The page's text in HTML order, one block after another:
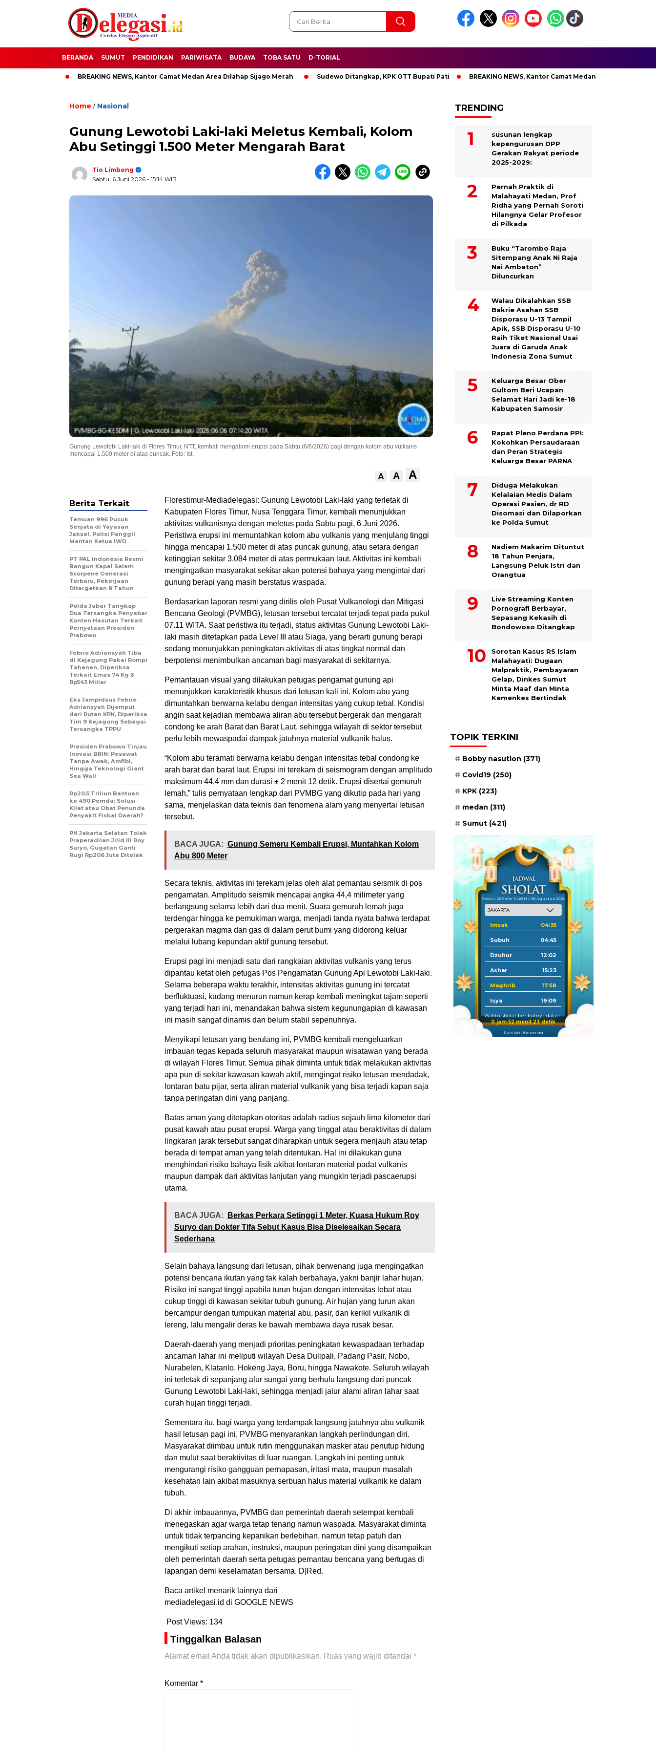
BERANDA SUMUT PENDIDIKAN PARIWISATA BUDAYA TOBA SATU D-TORIAL
BREAKING NEWS, Kantor Camat Medan Area Dilahap Sijago Merah Sudewo Ditangkap, KPK OTT Bupati Pati BREAKING NEWS, Kantor Camat Medan Area Dilahap Sijago
Home / Nasional
Gunung Lewotobi Laki-laki Meletus Kembali, Kolom
Abu Setinggi 1.500 Meter Mengarah Barat
Tio Limbong
Sabtu, 6 Juni 2026 - 15:14 WIB
Gunung Lewotobi Laki-laki di Flores Timur, NTT, kembali mengalami erupsi pada Sabtu (6/6/2026) pagi dengan kolom abu vulkanis
mencapai 1.500 meter di atas puncak. Foto: Ist.
A A A
Florestimur-Mediadelegasi: Gunung Lewotobi Laki-laki yang terletak di
Kabupaten Flores Timur, Nusa Tenggara Timur, kembali menunjukkan
aktivitas vulkanisnya dengan meletus pada Sabtu pagi, 6 Juni 2026.
Peristiwa erupsi ini memuntahkan kolom abu vulkanis yang menjulang tinggi
hingga mencapai 1.500 meter di atas puncak gunung, atau setara dengan
ketinggian sekitar 3.084 meter di atas permukaan laut. Aktivitas ini kembali
mengingatkan masyarakat sekitar akan potensi bahaya yang mengintai dari
gunung berapi yang masih berstatus waspada.
Berdasarkan laporan resmi yang dirilis oleh Pusat Vulkanologi dan Mitigasi
Bencana Geologi (PVMBG), letusan tersebut tercatat terjadi tepat pada pukul
07.11 WITA. Saat peristiwa itu terjadi, status aktivitas Gunung Lewotobi Laki-
laki masih ditetapkan pada Level III atau Siaga, yang berarti gunung berapi
sedang menunjukkan peningkatan aktivitas di atas tingkat normal dan
berpotensi menimbulkan ancaman bagi masyarakat di sekitarnya.
Pemantauan visual yang dilakukan petugas pengamat gunung api
menunjukkan karakteristik khusus dari letusan kali ini. Kolom abu yang
dimuntahkan berwarna kelabu dengan intensitas yang cukup tebal. Kondisi
angin saat kejadian membawa aliran abu tersebut bergerak dan mengarah
condong ke arah Barat dan Barat Laut, sehingga wilayah di sektor tersebut
perlu lebih mewaspadai dampak jatuhnya material vulkanik halus.
“Kolom abu teramati berwarna kelabu dengan intensitas tebal condong ke
arah barat dan barat laut. Erupsi ini terekam di seismogram dengan amplitudo
maksimum 44,4 mm dan durasi ± 2 menit 12 detik. Erupsi disertai gemuruh
lemah,” tulis pernyataan lengkap dari PVMBG yang dikutip pada hari yang
sama, menjelaskan data teknis dan fenomena alam yang menyertai letusan
tersebut.
BACA JUGA: Gunung Semeru Kembali Erupsi, Muntahkan Kolom
Abu 800 Meter
Secara teknis, aktivitas ini terekam jelas oleh alat pemantau seismik di pos
pengamatan. Amplitudo seismik mencapai angka 44,4 milimeter yang
berlangsung selama lebih dari dua menit. Suara gemuruh lemah juga
terdengar hingga ke pemukiman warga, menjadi tanda nyata bahwa terdapat
pergerakan magma dan gas di dalam perut bumi yang didorong keluar
melalui lubang kepundan aktif gunung tersebut.
Erupsi pagi ini menjadi satu dari rangkaian aktivitas vulkanis yang terus
dipantau ketat oleh petugas Pos Pengamatan Gunung Api Lewotobi Laki-laki.
Selama beberapa waktu terakhir, intensitas aktivitas gunung ini tercatat
berfluktuasi, kadang menurun namun kerap kembali meningkat tajam seperti
yang terjadi hari ini, menandakan bahwa sistem kegunungapian di kawasan
ini masih sangat dinamis dan belum stabil sepenuhnya.
Menyikapi letusan yang berulang ini, PVMBG kembali mengeluarkan
imbauan tegas kepada seluruh masyarakat maupun wisatawan yang berada
di wilayah Flores Timur. Semua pihak diminta untuk tidak melakukan aktivitas
apa pun di sekitar kawasan kawah aktif, mengingat risiko letusan mendadak,
lontaran batu pijar, serta aliran material vulkanik yang bisa terjadi kapan saja
tanpa peringatan dini yang panjang.
Batas aman yang ditetapkan otoritas adalah radius sejauh lima kilometer dari
pusat kawah atau pusat erupsi. Warga yang tinggal atau beraktivitas di dalam
lingkaran jarak tersebut sangat diharapkan untuk segera menjauh atau tetap
berada di tempat aman yang telah ditentukan. Hal ini dilakukan guna
menghindari risiko bahaya fisik akibat lontaran material padat vulkanis
maupun dampak dari aktivitas lanjutan yang mungkin terjadi pascaerupsi
utama.
BACA JUGA:
Berkas Perkara Setinggi 1 Meter, Kuasa Hukum Roy
Suryo dan Dokter Tifa Sebut Kasus Bisa Diselesaikan Secara
Sederhana
Selain bahaya langsung dari letusan, pihak berwenang juga mengingatkan
potensi bencana ikutan yang tak kalah berbahaya, yakni banjir lahar hujan.
Risiko ini sangat tinggi apabila turun hujan dengan intensitas lebat atau
cukup tinggi di kawasan sekitar tubuh gunung. Air hujan yang turun akan
bercampur dengan tumpukan material abu, pasir, dan kerikil vulkanik di
lereng, lalu mengalir deras ke bawah membawa daya rusak besar.
Daerah-daerah yang menjadi prioritas peningkatan kewaspadaan terhadap
ancaman lahar ini meliputi wilayah Desa Dulipali, Padang Pasir, Nobo,
Nurabelen, Klatanlo, Hokeng Jaya, Boru, hingga Nawakote. Seluruh wilayah
ini terletak di sepanjang alur sungai yang berhulu langsung dari puncak
Gunung Lewotobi Laki-laki, sehingga menjadi jalur alami aliran lahar saat
curah hujan tinggi terjadi.
Sementara itu, bagi warga yang terdampak langsung jatuhnya abu vulkanik
hasil letusan pagi ini, PVMBG menyarankan langkah perlindungan diri.
Masyarakat diimbau untuk rutin menggunakan masker atau penutup hidung
dan mulut saat beraktivitas di luar ruangan. Langkah ini penting untuk
mengurangi risiko gangguan pernapasan, iritasi mata, maupun masalah
kesehatan lain akibat masuknya serbuan halus material vulkanik ke dalam
tubuh.
Di akhir imbauannya, PVMBG dan pemerintah daerah setempat kembali
menegaskan agar warga tetap tenang namun waspada. Masyarakat diminta
untuk tidak terpancing kepanikan berlebihan, namun tetap patuh dan
mengikuti setiap arahan, instruksi, maupun peringatan dini yang disampaikan
oleh pemerintah daerah serta petugas pemantau bencana yang bertugas di
lapangan demi keselamatan bersama. D|Red.
Baca artikel menarik lainnya dari
mediadelegasi.id di GOOGLE NEWS
Post Views: 134
Tinggalkan Balasan
Alamat email Anda tidak akan dipublikasikan. Ruas yang wajib ditandai *
Komentar *
Berita Terkait
Temuan 996 Pucuk
Senjata di Yayasan
Jaksel, Polisi Panggil
Mantan Ketua IWD
PT PAL Indonesia Resmi
Bangun Kapal Selam
Scorpene Generasi
Terbaru, Pekerjaan
Ditargetkan 8 Tahun
Polda Jabar Tangkap
Dua Tersangka Penyebar
Konten Hasutan Terkait
Pernyataan Presiden
Prabowo
Febrie Adriansyah Tiba
di Kejagung Pakai Rompi
Tahanan, Diperiksa
Terkait Emas 74 Kg &
Rp543 Miliar
Eks Jampidsus Febrie
Adriansyah Dijemput
dari Rutan KPK, Diperiksa
Tim 9 Kejagung Sebagai
Tersangka TPPU
Presiden Prabowo Tinjau
Inovasi BRIN: Pesawat
Tanpa Awak, Amfibi,
Hingga Teknologi Giant
Sea Wall
Rp20.5 Triliun Bantuan
ke 490 Pemda: Solusi
Kilat atau Obat Penunda
Penyakit Fiskal Daerah?
PN Jakarta Selatan Tolak
Praperadilan Jilid III Roy
Suryo, Gugatan Ganti
Rugi Rp206 Juta Ditolak
TRENDING
susunan lengkap
kepengurusan DPP
Gerakan Rakyat periode
2025-2029:
Pernah Praktik di
Malahayati Medan, Prof
Ridha yang Pernah Soroti
Hilangnya Gelar Profesor
di Pilkada
Buku “Tarombo Raja
Sitempang Anak Ni Raja
Nai Ambaton”
Diluncurkan
Walau Dikalahkan SSB
Bakrie Asahan SSB
Disporasu U-13 Tampil
Apik, SSB Disporasu U-10
Raih Tiket Nasional Usai
Juara di Garuda Anak
Indonesia Zona Sumut
Keluarga Besar Ober
Gultom Beri Ucapan
Selamat Hari Jadi ke-18
Kabupaten Samosir
Rapat Pleno Perdana PPI:
Kokohkan Persaudaraan
dan Peran Strategis
Keluarga Besar PARNA
Diduga Melakukan
Kelalaian Medis Dalam
Operasi Pasien, dr RD
Disomasi dan Dilaporkan
ke Polda Sumut
​Nadiem Makarim Dituntut
18 Tahun Penjara,
Langsung Peluk Istri dan
Orangtua
Live Streaming Konten
Pornografi Berbayar,
Sepasang Kekasih di
Bondowoso Ditangkap
Sorotan Kasus RS Islam
Malahayati: Dugaan
Malpraktik, Pembayaran
Gelap, Dinkes Sumut
Minta Maaf dan Minta
Kemenkes Bertindak
TOPIK TERKINI
Bobby nasution (371)
Covid19 (250)
KPK (223)
medan (311)
Sumut (421)
Sabtu, 23 Safar 1448 H / 08 Agustus 2026
Imsak 04:35
Subuh 04:45
Dzuhur 12:02
Ashar 15:23
Maghrib 17:58
Isya 19:09
Waktu sholat berikutnya dalam:
0 jam 52 menit 22 detik
Sumber: Kemenag